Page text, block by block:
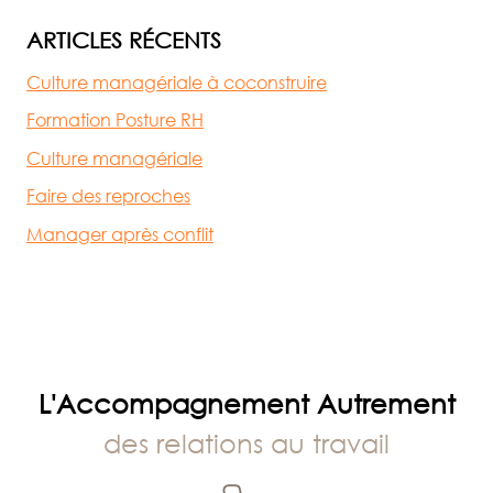
ARTICLES RÉCENTS
Culture managériale à coconstruire
Formation Posture RH
Culture managériale
Faire des reproches
Manager après conflit
L'Accompagnement Autrement
des relations au travail